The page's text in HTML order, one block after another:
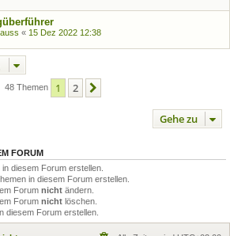
« 15 Dez 2022 12:38
48 Themen 1 2
Gehe zu
FORUM
diesem Forum erstellen.
in diesem Forum erstellen.
Forum nicht ändern.
Forum nicht löschen.
diesem Forum erstellen.